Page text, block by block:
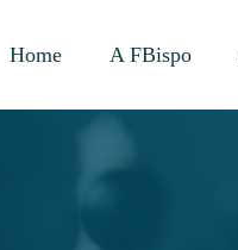
Home A FBispo